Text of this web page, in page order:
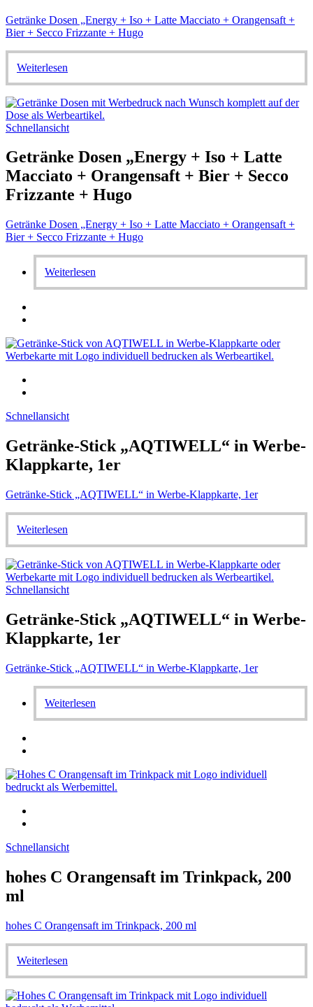
Getränke Dosen „Energy + Iso + Latte Macciato + Orangensaft +
Bier + Secco Frizzante + Hugo
Weiterlesen
Schnellansicht
Getränke Dosen „Energy + Iso + Latte
Macciato + Orangensaft + Bier + Secco
Frizzante + Hugo
Getränke Dosen „Energy + Iso + Latte Macciato + Orangensaft +
Bier + Secco Frizzante + Hugo
Weiterlesen
Schnellansicht
Getränke-Stick „AQTIWELL“ in Werbe-
Klappkarte, 1er
Getränke-Stick „AQTIWELL“ in Werbe-Klappkarte, 1er
Weiterlesen
Schnellansicht
Getränke-Stick „AQTIWELL“ in Werbe-
Klappkarte, 1er
Getränke-Stick „AQTIWELL“ in Werbe-Klappkarte, 1er
Weiterlesen
Schnellansicht
hohes C Orangensaft im Trinkpack, 200
ml
hohes C Orangensaft im Trinkpack, 200 ml
Weiterlesen